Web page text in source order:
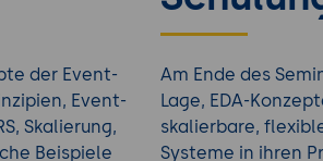
der Event-
Event-
Skalierung,
Beispiele
Am Ende des
Lage, EDA-
skalierbare,
Systeme in ihren